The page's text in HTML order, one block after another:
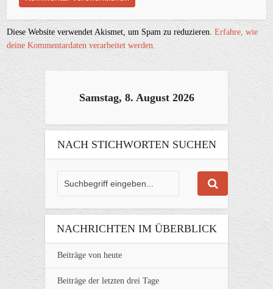
Diese Website verwendet Akismet, um Spam zu reduzieren.Erfahre, wie
deine Kommentardaten verarbeitet werden.
Samstag, 8. August 2026
NACH STICHWORTEN SUCHEN
NACHRICHTEN IM ÜBERBLICK
Beiträge von heute
Beiträge der letzten drei Tage